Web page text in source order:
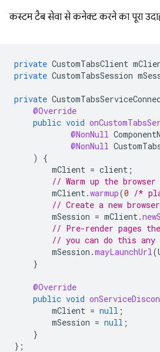
कस्टम टैब सेवा से कनेक्ट करने का पूरा
private CustomTabsClient
private CustomTabsSession
private
@Override
public void
@NonNull
@NonNull
)
{
mClient = client ;
// Warm up the browser
mClient.warmup(0 /*
// Create a new
mSession = mClient.
// Pre-render pages
// you can do this any
mSession .mayLaunchUrl(
}
@Override
public void
mClient = null ;
mSession = null ;
}
};